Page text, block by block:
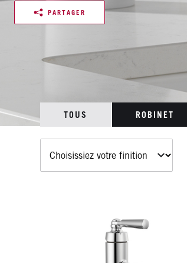
PARTAGER
TOUS ROBINET